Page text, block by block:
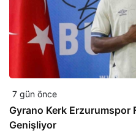
7 gün önce
Gyrano Kerk Erzurumspor
Genişliyor